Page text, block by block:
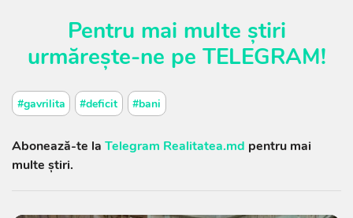
Pentru mai multe știri
urmărește-ne pe TELEGRAM!
#gavrilita #deficit #bani
Abonează-te la Telegram Realitatea.md pentru mai
multe știri.